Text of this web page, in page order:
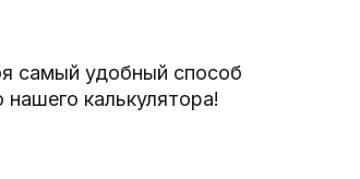
самый удобный способ
калькулятора!